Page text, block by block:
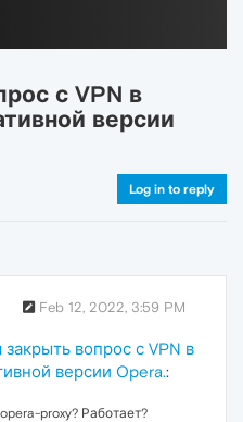
с VPN в
версии
Log in to reply
Feb 12, 2022, 3:59 PM
вопрос с VPN в
версии Opera.:
proxy? Работает?